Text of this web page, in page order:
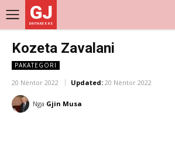
GJ
DRITARE E RE
Kozeta Zavalani
PAKATEGORI
20 Nëntor 2022 Updated: 20 Nëntor 2022
Nga Gjin Musa